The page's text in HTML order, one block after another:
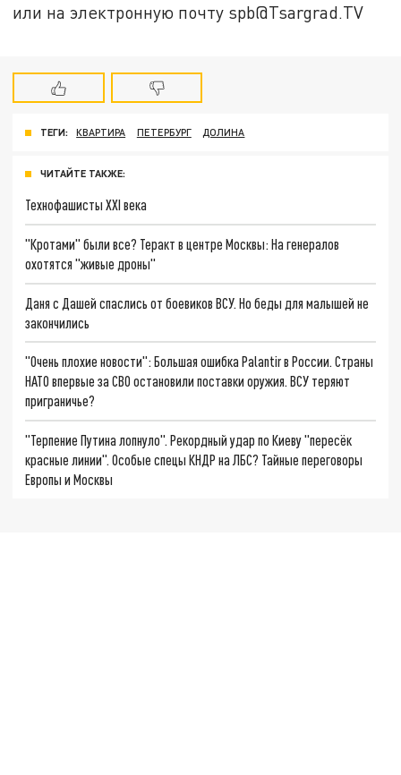
или на электронную почту spb@Tsargrad.TV
ТЕГИ: КВАРТИРА ПЕТЕРБУРГ ДОЛИНА
ЧИТАЙТЕ ТАКЖЕ:
Технофашисты XXI века
"Кротами" были все? Теракт в центре Москвы: На генералов
охотятся "живые дроны"
Даня с Дашей спаслись от боевиков ВСУ. Но беды для малышей не
закончились
"Очень плохие новости": Большая ошибка Palantir в России. Страны
НАТО впервые за СВО остановили поставки оружия. ВСУ теряют
приграничье?
"Терпение Путина лопнуло". Рекордный удар по Киеву "пересёк
красные линии". Особые спецы КНДР на ЛБС? Тайные переговоры
Европы и Москвы